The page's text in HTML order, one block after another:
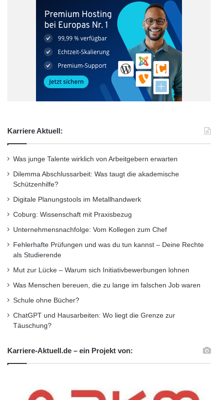
Karriere Aktuell:
Was junge Talente wirklich von Arbeitgebern erwarten
Dilemma Abschlussarbeit: Was taugt die akademische
Schützenhilfe?
Digitale Planungstools im Metallhandwerk
Coburg: Wissenschaft mit Praxisbezug
Unternehmensnachfolge: Vom Kollegen zum Chef
Fehlerhafte Prüfungen und was du tun kannst – Deine Rechte
als Studierende
Mut zur Lücke – Warum sich Initiativbewerbungen lohnen
Was Menschen bereuen, die zu lange im falschen Job waren
Schule ohne Bücher?
ChatGPT und Hausarbeiten: Wo liegt die Grenze zur
Täuschung?
Karriere-Aktuell.de – ein Projekt von: